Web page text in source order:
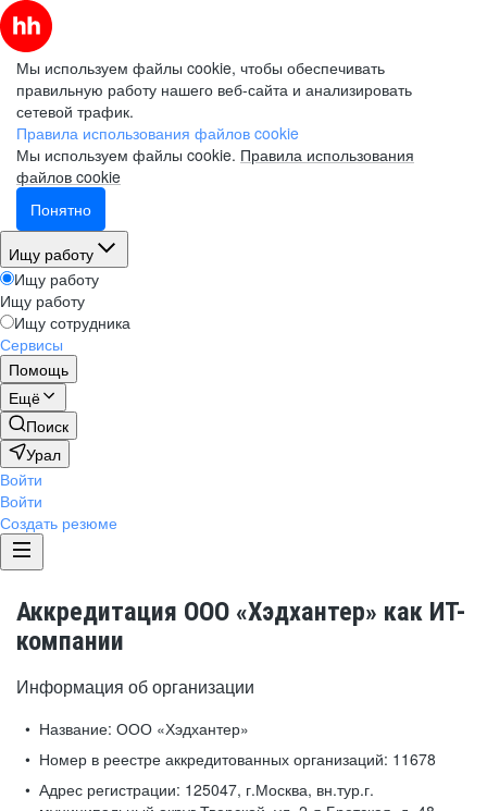
Мы используем файлы cookie, чтобы обеспечивать
правильную работу нашего веб-сайта и анализировать
сетевой трафик.
Правила использования файлов cookie
Мы используем файлы cookie. Правила использования
файлов cookie
Понятно
Ищу работу
Ищу работу
Ищу работу
Ищу сотрудника
Сервисы
Помощь
Ещё
Поиск
Урал
Войти
Войти
Создать резюме
Аккредитация ООО «Хэдхантер» как ИТ-
компании
Информация об организации
Название: ООО «Хэдхантер»
Номер в реестре аккредитованных организаций: 11678
Адрес регистрации: 125047, г.Москва, вн.тур.г.